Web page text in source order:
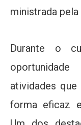
ministrada pela
Durante o
atividades
forma eficaz